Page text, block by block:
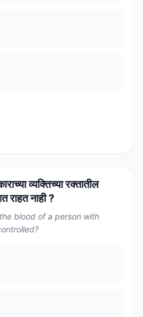
व्यक्तिच्या रक्तातील
राहत नाही ?
blood of a person with